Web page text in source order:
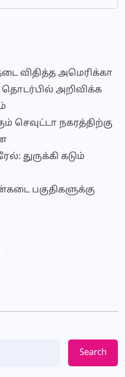
விதித்த அமெரிக்கா
தொடர்பில் அறிவிக்க
செவுட்டா நகரத்திற்கு
துருக்கி கடும்
பகுதிகளுக்கு
Search